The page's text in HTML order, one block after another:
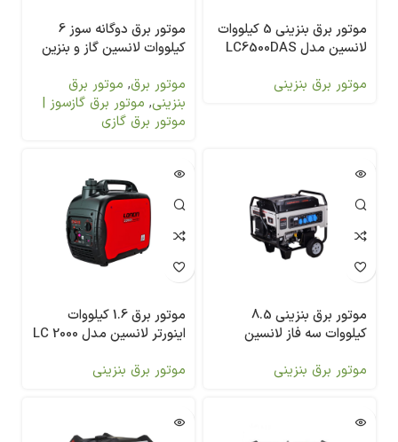
موتور برق بنزینی 5 کیلووات
لانسین مدل LC6500DAS
موتور برق بنزینی
موتور برق دوگانه سوز 6
کیلووات لانسین گاز و بنزین
موتور برق, موتور برق
بنزینی, موتور برق گازسوز |
موتور برق گازی
موتور برق بنزینی 8.5
کیلووات سه فاز لانسین
موتور برق بنزینی
موتور برق 1.6 کیلووات
اینورتر لانسین مدل LC 2000
موتور برق بنزینی